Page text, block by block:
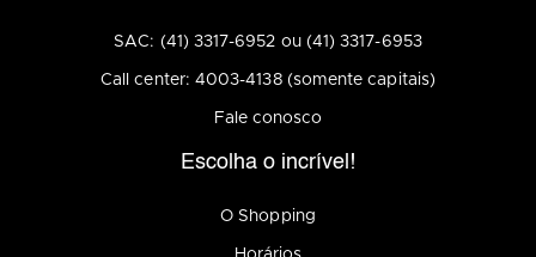
SAC: (41) 3317-6952 ou (41) 3317-6953
Call center: 4003-4138 (somente capitais)
Fale conosco
Escolha o incrível!
O Shopping